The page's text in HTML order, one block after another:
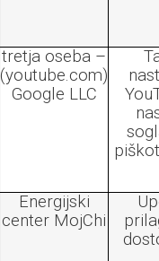
tretja oseba –
(youtube.com)
Google LLC
Energijski
center MojChi